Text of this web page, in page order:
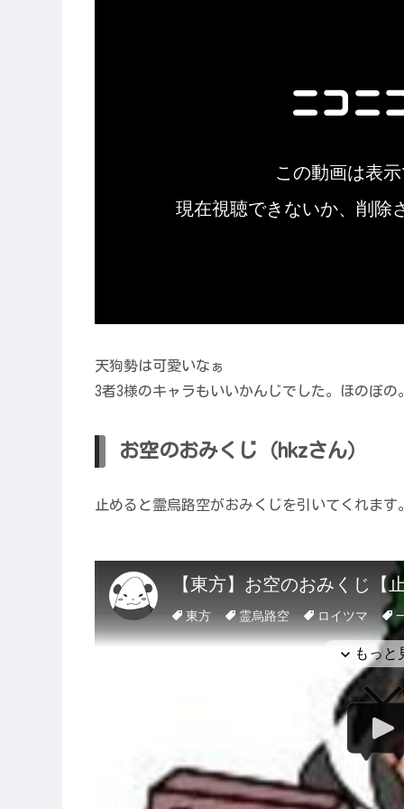
天狗勢は可愛いなぁ
3者3様のキャラもいいかんじでした。ほのぼの
お空のおみくじ（hkzさん）
止めると霊烏路空がおみくじを引いてくれます